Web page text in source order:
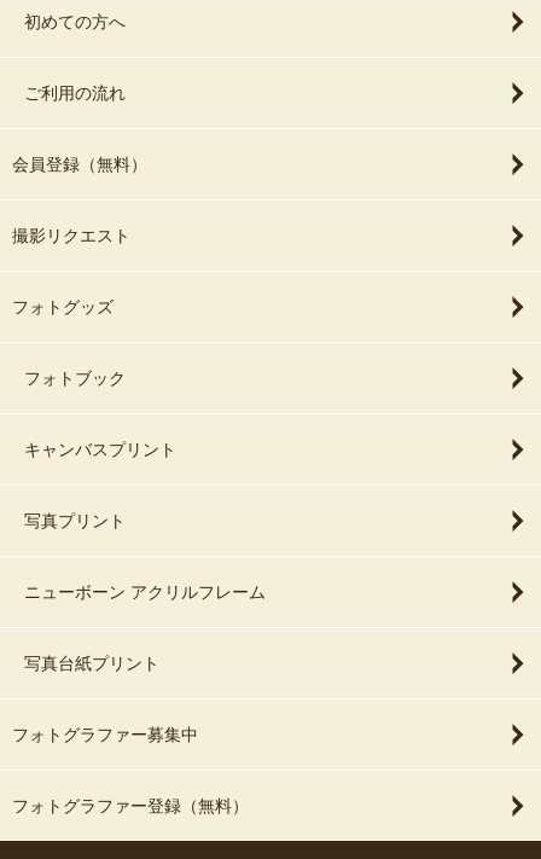
初めての方へ
ご利用の流れ
会員登録（無料）
撮影リクエスト
フォトグッズ
フォトブック
キャンバスプリント
写真プリント
ニューボーン アクリルフレーム
写真台紙プリント
フォトグラファー募集中
フォトグラファー登録（無料）